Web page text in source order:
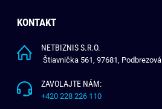
KONTAKT
NETBIZNIS S.R.O.
Štiavnička 561, 97681, Podbrezová
ZAVOLAJTE NÁM:
+420 228 226 110